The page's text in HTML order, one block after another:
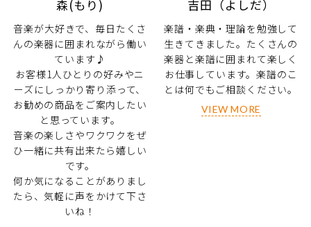
森(もり)
音楽が大好きで、毎日たくさ
んの楽器に囲まれながら働い
ています♪
お客様1人ひとりの好みやニ
ーズにしっかり寄り添って、
お勧めの商品をご案内したい
と思っています。
音楽の楽しさやワクワクをぜ
ひ一緒に共有出来たら嬉しい
です。
何か気になることがありまし
たら、気軽に声をかけて下さ
いね！
吉田（よしだ）
楽譜・楽典・理論を勉強して
生きてきました。たくさんの
楽器と楽譜に囲まれて楽しく
お仕事しています。楽譜のこ
とは何でもご相談ください。
VIEW MORE